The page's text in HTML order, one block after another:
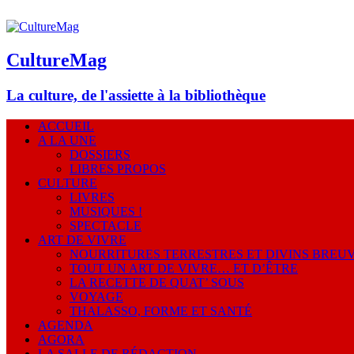
CultureMag
La culture, de l'assiette à la bibliothèque
ACCUEIL
A LA UNE
DOSSIERS
LIBRES PROPOS
CULTURE
LIVRES
MUSIQUES !
SPECTACLE
ART DE VIVRE
NOURRITURES TERRESTRES ET DIVINS
TOUT UN ART DE VIVRE… ET D’ÊTRE
LA RECETTE DE QUAT’ SOUS
VOYAGE
THALASSO, FORME ET SANTÉ
AGENDA
AGORA